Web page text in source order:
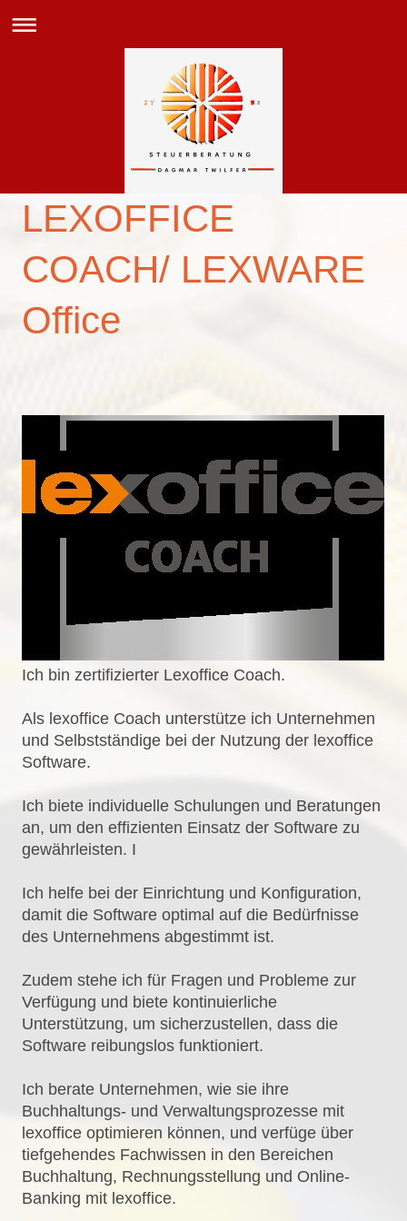
LEXOFFICE
COACH/ LEXWARE
Office
Ich bin zertifizierter Lexoffice Coach.
Als lexoffice Coach unterstütze ich Unternehmen
und Selbstständige bei der Nutzung der lexoffice
Software.
Ich biete individuelle Schulungen und Beratungen
an, um den effizienten Einsatz der Software zu
gewährleisten. I
Ich helfe bei der Einrichtung und Konfiguration,
damit die Software optimal auf die Bedürfnisse
des Unternehmens abgestimmt ist.
Zudem stehe ich für Fragen und Probleme zur
Verfügung und biete kontinuierliche
Unterstützung, um sicherzustellen, dass die
Software reibungslos funktioniert.
Ich berate Unternehmen, wie sie ihre
Buchhaltungs- und Verwaltungsprozesse mit
lexoffice optimieren können, und verfüge über
tiefgehendes Fachwissen in den Bereichen
Buchhaltung, Rechnungsstellung und Online-
Banking mit lexoffice.